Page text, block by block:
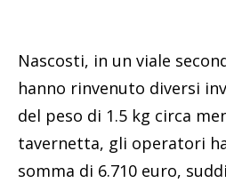
Nascosti, in un viale
hanno rinvenuto diversi
del peso di 1.5 kg circa
tavernetta, gli operatori
somma di 6.710 euro,